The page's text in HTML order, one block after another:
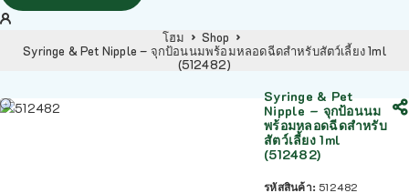
โฮม
Shop
Syringe & Pet Nipple – จุกป้อนนมพร้อมหลอดฉีดสำหรับสัตว์เลี้ยง 1ml
(512482)
Syringe & Pet
Nipple – จุกป้อนนม
พร้อมหลอดฉีดสำหรับ
สัตว์เลี้ยง 1ml
(512482)
รหัสสินค้า: 512482